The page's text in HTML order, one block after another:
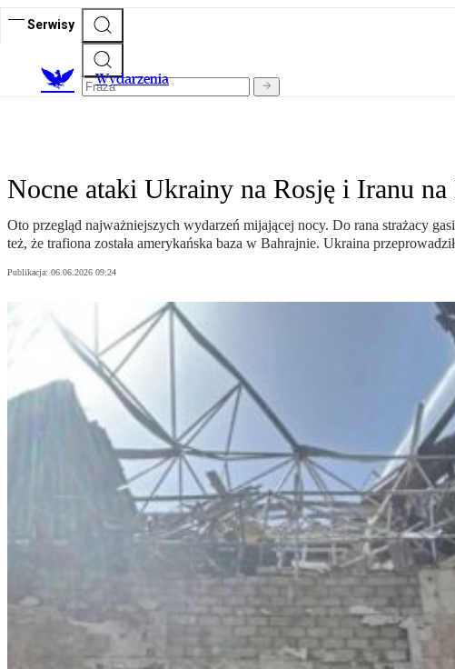
Serwisy
Wydarzenia
Nocne ataki Ukrainy na Rosję i Iranu
Oto przegląd najważniejszych wydarzeń mijającej nocy. Do rana strażacy
też, że trafiona została amerykańska baza w Bahrajnie. Ukraina
Publikacja: 06.06.2026 09:24